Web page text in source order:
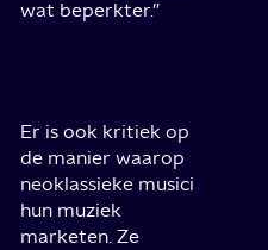
wat beperkter.”
Er is ook kritiek op
de manier waarop
neoklassieke musici
hun muziek
marketen. Ze